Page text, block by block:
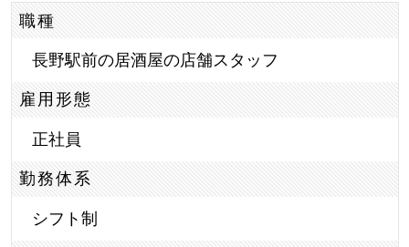
職種
長野駅前の居酒屋の店舗スタッフ
雇用形態
正社員
勤務体系
シフト制